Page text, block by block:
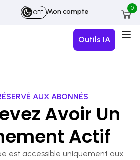
OFF Mon compte 0
Outils IA
AUX ABONNÉS
Avoir Un
Actif
est accessible uniquement aux